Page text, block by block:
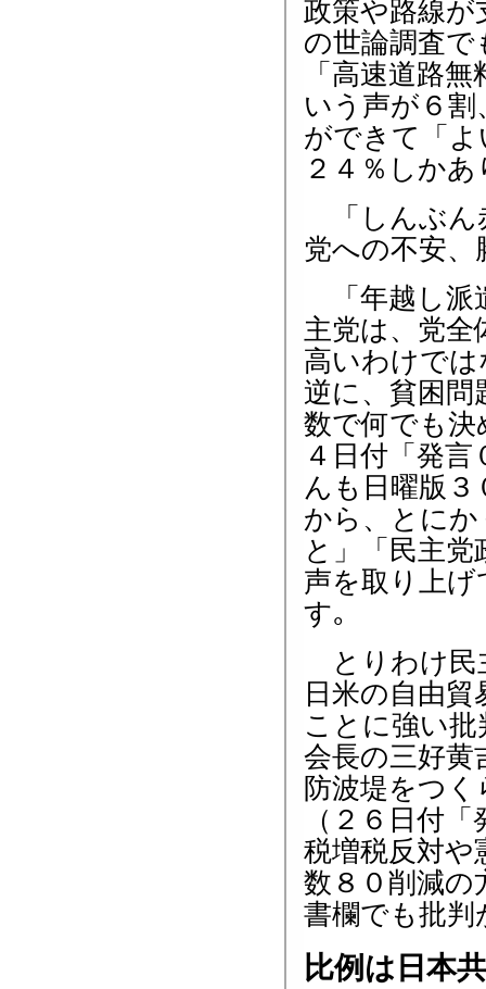
政策や路線
の世論調査で
「高速道路
いう声が６
ができて「
２４％しか
「しんぶん
党への不安
「年越し派
主党は、党
高いわけで
逆に、貧困問
数で何でも
４日付「発
んも日曜版
から、とに
と」「民主
声を取り上
す｡
とりわけ民
日米の自由
ことに強い
会長の三好
防波堤をつ
（２６日付
税増税反対や
数８０削減の
書欄でも批
比例は日本